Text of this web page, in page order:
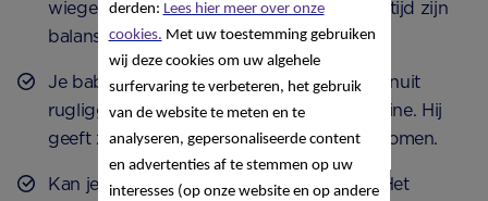
wiegend in jouw armen traint hij tegelijkertijd zijn
balans.
Je baby trekt zich op aan jouw vingers vanuit
rugligging. Je kijkt hierbij goed naar je kleine. Hij
geeft zelf aan tot hoever hij omhoog wil komen.
Kan je kleine al wat zelfstandiger zitten? Het
derden: Lees hier meer over onze
cookies. Met uw toestemming gebruiken
wij deze cookies om uw algehele
surfervaring te verbeteren, het gebruik
van de website te meten en te
analyseren, gepersonaliseerde content
en advertenties af te stemmen op uw
interesses (op onze website en op andere